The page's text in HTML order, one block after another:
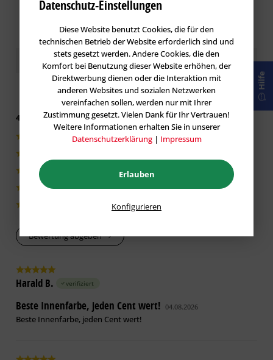
Maximale Korngröße
fein (< 100 µm)
Dichte
ca. 1,4 g/cm
Eignung gemäß Technischer Information Nr.
606 Definition der Einsatzbereiche
innen 2 innen 3 außen 1
außen 2
+
+ – –
–
(–) nicht geeignet / (○) bedingt geeignet / (+) geeignet
Geeignete Untergründe
trennenden Substanzen und trocken sein. VOB, Teil C, DIN
Untergrundvorbereitung
Putze der Mörtelgruppe PII u. PIII/Druckfestigkeit nach DIN
EN 998-1 mit mind. 2 N/mm2:
Feste, normal saugende Putze ohne Vor­behandlung
Putzen ein Grundan­strich mit CapaSol RapidGrund oder
Kundenbewertungen / Erfahrungen
4.95 von 5 basieren auf 794 Bewertungen
774|97%
1|0%
4|1%
0|0%
Bewertung abgeben
Harald B. verifiziert
Beste Innenfarbe, jeden Cent wert! 04.08.2026
Beste Innenfarbe, jeden Cent wert!
Hilfe
Datenschutz-Einstellungen
Diese Website benutzt Cookies, die für den
technischen Betrieb der Website erforderlich sind und
stets gesetzt werden. Andere Cookies, die den
Komfort bei Benutzung dieser Website erhöhen, der
Direktwerbung dienen oder die Interaktion mit
anderen Websites und sozialen Netzwerken
vereinfachen sollen, werden nur mit Ihrer
Zustimmung gesetzt. Vielen Dank für Ihr Vertrauen!
Weitere Informationen erhalten Sie in unserer
Datenschutzerklärung| Impressum
Erlauben
Konfigurieren